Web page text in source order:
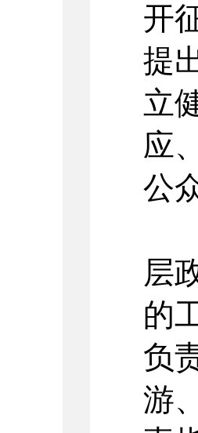
开
提
立
应
公
层
的
负
游